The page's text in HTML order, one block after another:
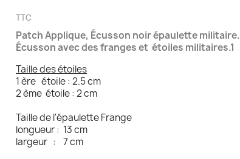
TTC
Patch Applique, Écusson noir épaulette militaire.
Écusson avec des franges et étoiles militaires.1
Taille des étoiles
1 ère étoile : 2.5 cm
2 ème étoile : 2 cm
Taille de l'épaulette Frange
longueur : 13 cm
largeur : 7 cm